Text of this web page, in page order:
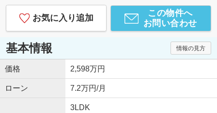
お気に入り追加
この物件へ
お問い合わせ
基本情報 情報の見方
価格 2,598万円
ローン 7.2万円/月
3LDK